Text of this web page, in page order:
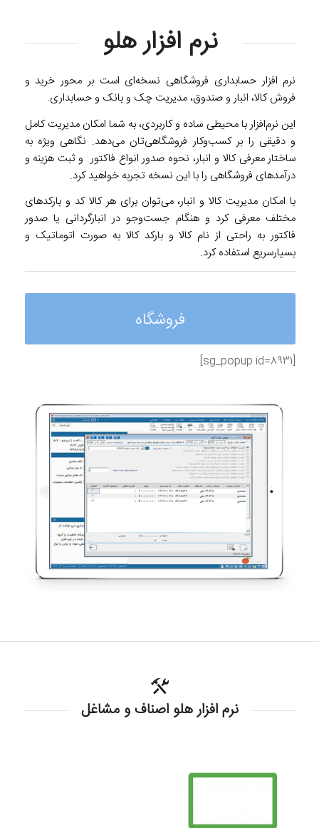
نرم افزار هلو
نرم افزار حسابداری فروشگاهی نسخه‌ای است بر محور خرید و
فروش کالا، انبار و صندوق، مدیریت چک و بانک و حسابداری.
این نرم‌افزار با محیطی ساده و کاربردی، به شما امکان مدیریت کامل
و دقیقی را بر کسب‌وکار فروشگاهی‌تان می‌دهد. نگاهی ویژه به
ساختار معرفی کالا و انبار، نحوه صدور انواع فاکتور و ثبت هزینه و
درآمدهای فروشگاهی را با این نسخه تجربه خواهید کرد.
با امکان مدیریت کالا و انبار، می‌توان برای هر کالا کد و بارکدهای
مختلف معرفی کرد و هنگام جست‌و‌جو در انبارگردانی یا صدور
فاکتور به راحتی از نام کالا و بارکد کالا به صورت اتوماتیک و
بسیارسریع استفاده کرد.
فروشگاه
[sg_popup id=8931]
نرم افزار هلو اصناف و مشاغل